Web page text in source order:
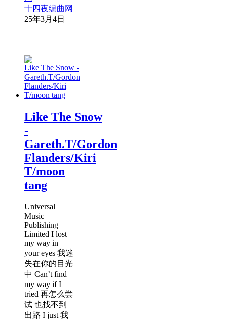
十四夜编曲网
25年3月4日
Like The Snow
-
Gareth.T/Gordon
Flanders/Kiri
T/moon
tang
Universal
Music
Publishing
Limited I lost
my way in
your eyes 我迷
失在你的目光
中 Can’t find
my way if I
tried 再怎么尝
试 也找不到
出路 I just 我